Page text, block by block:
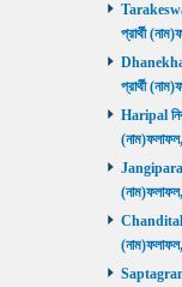
প্রার্থী
Dhanekhali
প্রার্থী
Haripal
Jangipara
Chanditala
Saptagram